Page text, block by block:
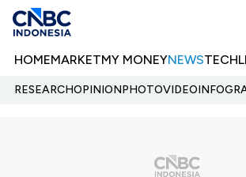
HOMEMARKETMY MONEYNEWSTECH
RESEARCHOPINIONPHOTOVIDEO